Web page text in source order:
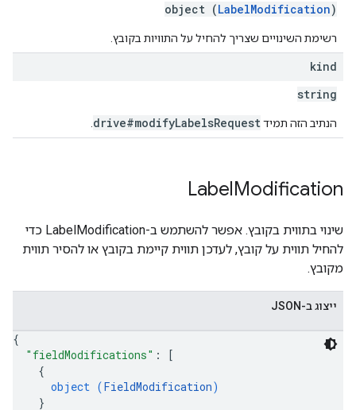
object (LabelModification)
רשימת השינויים שצריך להחיל על התוויות בקובץ.
kind
string
הנתיב הזה תמידdrive#modifyLabelsRequest
LabelModification
שינוי בתווית בקובץ. אפשר להשתמש ב-LabelModification כדי
להחיל תווית על קובץ, לעדכן תווית קיימת בקובץ או להסיר תווית
מקובץ.
ייצוג ב-JSON
{
"fieldModifications" :
[
{
object (FieldModification)
}